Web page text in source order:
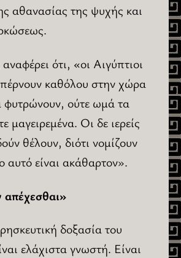
αθανασίας της ψυχής και
ότι, «οι Αιγύπτιοι
καθόλου στην χώρα
φυτρώνουν, ούτε ωμά τα
μαγειρεμένα. Οι δε ιερείς
θέλουν, διότι νομίζουν
αυτό είναι ακάθαρτον».
δοξασία του
ελάχιστα γνωστή. Είναι